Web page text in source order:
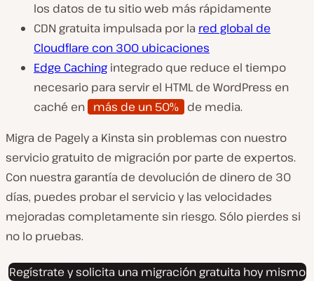
los datos de tu sitio web más rápidamente
CDN gratuita impulsada por la red global de
Cloudflare con 300 ubicaciones
Edge Caching integrado que reduce el tiempo
necesario para servir el HTML de WordPress en
caché en más de un 50% de media.
Migra de Pagely a Kinsta sin problemas con nuestro
servicio gratuito de migración por parte de expertos.
Con nuestra garantía de devolución de dinero de 30
días, puedes probar el servicio y las velocidades
mejoradas completamente sin riesgo. Sólo pierdes si
no lo pruebas.
Regístrate y solicita una migración gratuita hoy mismo